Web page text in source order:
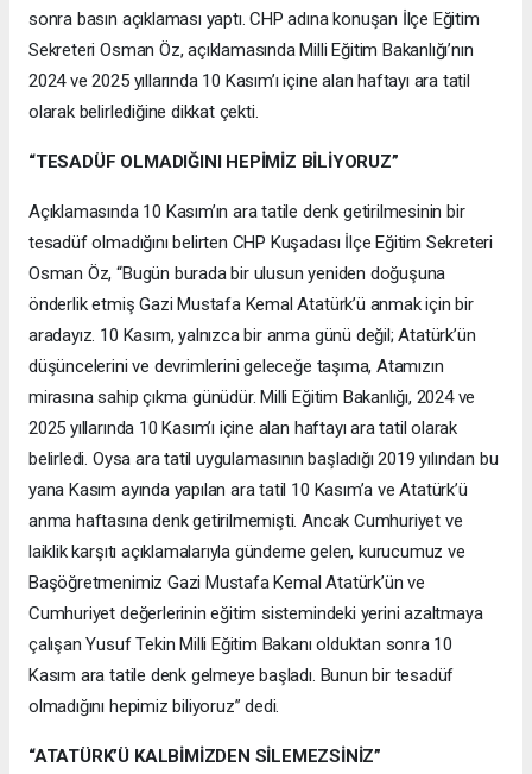
sonra basın açıklaması yaptı. CHP adına konuşan İlçe Eğitim
Sekreteri Osman Öz, açıklamasında Milli Eğitim Bakanlığı’nın
2024 ve 2025 yıllarında 10 Kasım’ı içine alan haftayı ara tatil
olarak belirlediğine dikkat çekti.
“TESADÜF OLMADIĞINI HEPİMİZ BİLİYORUZ”
Açıklamasında 10 Kasım’ın ara tatile denk getirilmesinin bir
tesadüf olmadığını belirten CHP Kuşadası İlçe Eğitim Sekreteri
Osman Öz, “Bugün burada bir ulusun yeniden doğuşuna
önderlik etmiş Gazi Mustafa Kemal Atatürk’ü anmak için bir
aradayız. 10 Kasım, yalnızca bir anma günü değil; Atatürk’ün
düşüncelerini ve devrimlerini geleceğe taşıma, Atamızın
mirasına sahip çıkma günüdür. Milli Eğitim Bakanlığı, 2024 ve
2025 yıllarında 10 Kasım’ı içine alan haftayı ara tatil olarak
belirledi. Oysa ara tatil uygulamasının başladığı 2019 yılından bu
yana Kasım ayında yapılan ara tatil 10 Kasım’a ve Atatürk’ü
anma haftasına denk getirilmemişti. Ancak Cumhuriyet ve
laiklik karşıtı açıklamalarıyla gündeme gelen, kurucumuz ve
Başöğretmenimiz Gazi Mustafa Kemal Atatürk’ün ve
Cumhuriyet değerlerinin eğitim sistemindeki yerini azaltmaya
çalışan Yusuf Tekin Milli Eğitim Bakanı olduktan sonra 10
Kasım ara tatile denk gelmeye başladı. Bunun bir tesadüf
olmadığını hepimiz biliyoruz” dedi.
“ATATÜRK’Ü KALBİMİZDEN SİLEMEZSİNİZ”